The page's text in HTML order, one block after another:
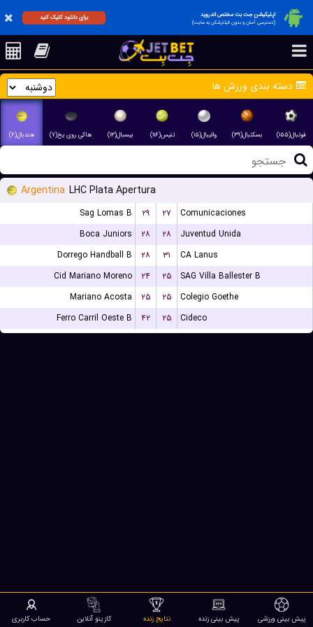
اپلیکیشن جت بت مختص اندروید
(دسترسی آسان و بدون فیلترشکن به سایت)
برای دانلود کلیک کنید
دسته بندی ورزش ها
فوتبال(۱۵۵) بسکتبال(۳۹) والیبال(۱۵) تنیس(۱۱۶) بیسبال(۱۳) هاکی روی یخ(۷) هندبال(۶)
Argentina LHC Plata Apertura
Sag Lomas B ۲۹ ۲۷
Comunicaciones
Boca Juniors
۲۸ ۲۸
Juventud Unida
Dorrego Handball B
۲۸ ۳۱
CA Lanus
Cid Mariano Moreno
۲۴ ۲۵
SAG Villa Ballester B
Mariano Acosta
۲۵ ۲۵
Colegio Goethe
Ferro Carril Oeste B
۴۲ ۲۵ Cideco
پیش بینی ورزشی پیش بینی زنده نتایج زنده کازینو آنلاین حساب کاربری